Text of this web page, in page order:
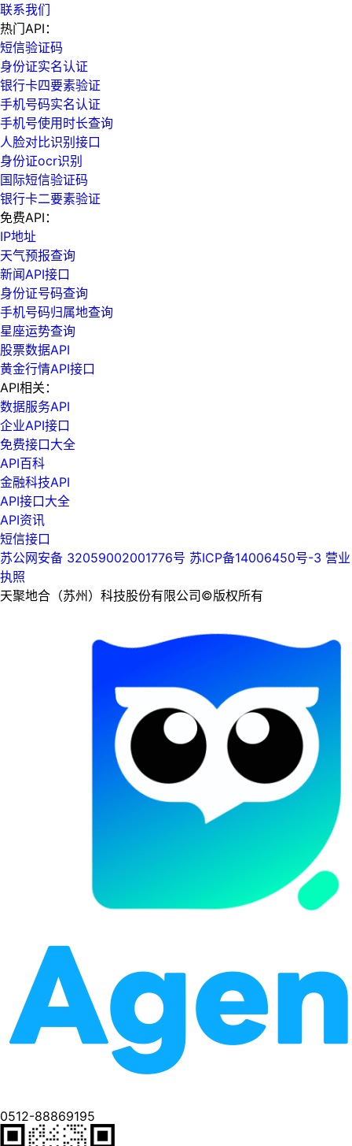
联系我们
热门API：
短信验证码
身份证实名认证
银行卡四要素验证
手机号码实名认证
手机号使用时长查询
人脸对比识别接口
身份证ocr识别
国际短信验证码
银行卡二要素验证
免费API：
IP地址
天气预报查询
新闻API接口
身份证号码查询
手机号码归属地查询
星座运势查询
股票数据API
黄金行情API接口
API相关：
数据服务API
企业API接口
免费接口大全
API百科
金融科技API
API接口大全
API资讯
短信接口
苏公网安备 32059002001776号 苏ICP备14006450号-3 营业
执照
天聚地合（苏州）科技股份有限公司©版权所有
0512-88869195